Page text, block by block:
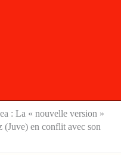
: La « nouvelle version »
(Juve) en conflit avec son